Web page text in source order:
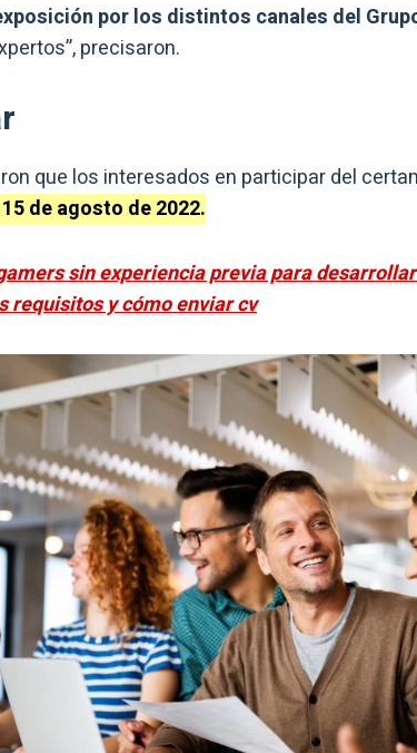
por los distintos canales del
precisaron.
que los interesados en participar del
de agosto de 2022.
sin experiencia previa para
requisitos y cómo enviar cv